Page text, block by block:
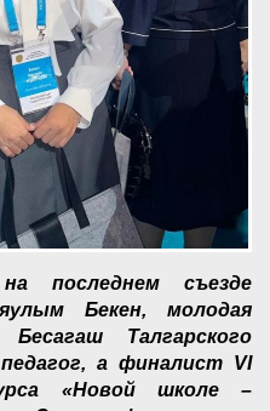
последнем съезде
Бекен, молодая
Талгарского
а финалист VI
«Новой школе –